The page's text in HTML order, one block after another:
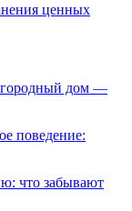
ценных
дом —
поведение:
что забывают